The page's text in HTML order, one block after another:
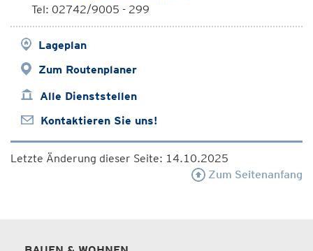
Tel: 02742/9005 - 299
Lageplan
Zum Routenplaner
Alle Dienststellen
Kontaktieren Sie uns!
Letzte Änderung dieser Seite: 14.10.2025
Zum Seitenanfang